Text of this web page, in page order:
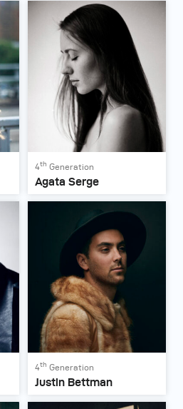
4th Generation
Agata Serge
4th Generation
Justin Bettman